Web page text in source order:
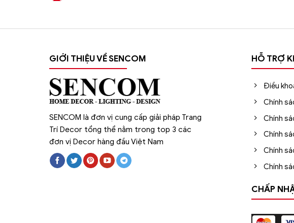
GIỚI THIỆU VỀ SENCOM
SENCOM là đơn vị cung cấp giải pháp Trang
Trí Decor tổng thể nằm trong top 3 các
đơn vị Decor hàng đầu Việt Nam
HỖ TRỢ
Điều
Chính
Chính
Chính
Chính
Chính
CHẤP